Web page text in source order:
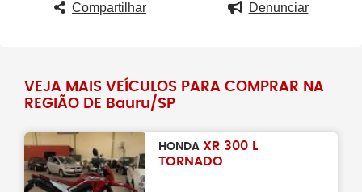
Compartilhar Denunciar
VEJA MAIS VEÍCULOS PARA COMPRAR NA
REGIÃO DE Bauru/SP
HONDA XR 300 L
TORNADO